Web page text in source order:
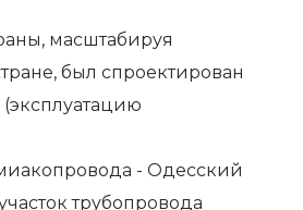
масштабируя
был спроектирован
- Одесский
трубопровода